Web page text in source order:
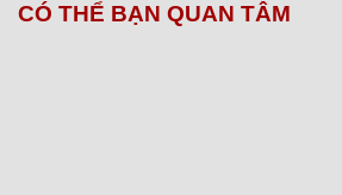
CÓ THỂ BẠN QUAN TÂM